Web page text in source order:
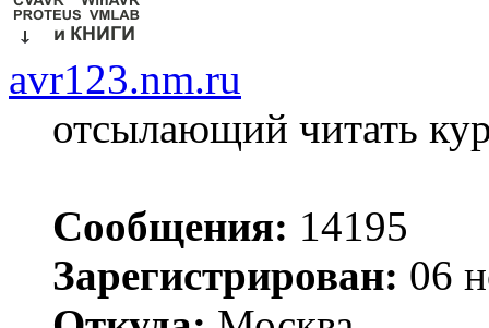
avr123.nm.ru
отсылающий читать
Сообщения: 14195
Зарегистрирован: 06